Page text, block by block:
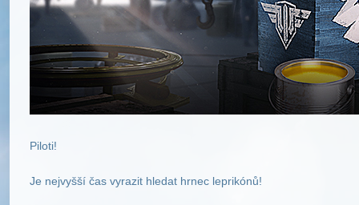
Piloti!
Je nejvyšší čas vyrazit hledat hrnec leprikónů!